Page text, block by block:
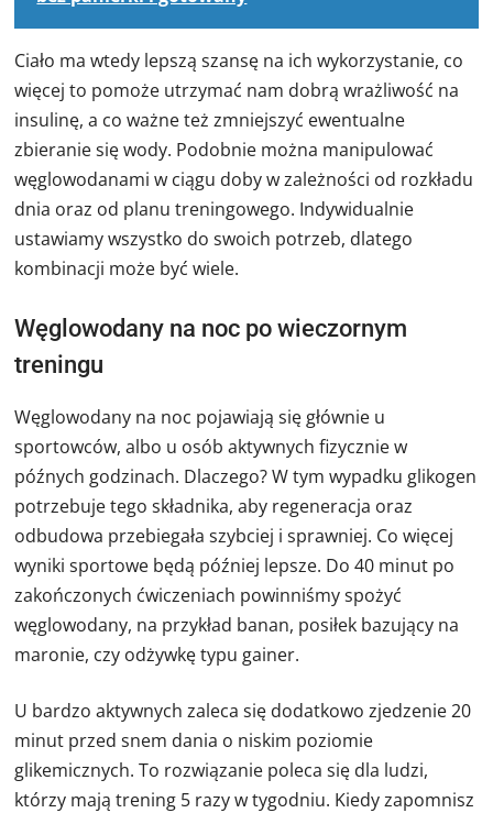
Ciało ma wtedy lepszą szansę na ich wykorzystanie, co
więcej to pomoże utrzymać nam dobrą wrażliwość na
insulinę, a co ważne też zmniejszyć ewentualne
zbieranie się wody. Podobnie można manipulować
węglowodanami w ciągu doby w zależności od rozkładu
dnia oraz od planu treningowego. Indywidualnie
ustawiamy wszystko do swoich potrzeb, dlatego
kombinacji może być wiele.
Węglowodany na noc po wieczornym
treningu
Węglowodany na noc pojawiają się głównie u
sportowców, albo u osób aktywnych fizycznie w
późnych godzinach. Dlaczego? W tym wypadku glikogen
potrzebuje tego składnika, aby regeneracja oraz
odbudowa przebiegała szybciej i sprawniej. Co więcej
wyniki sportowe będą później lepsze. Do 40 minut po
zakończonych ćwiczeniach powinniśmy spożyć
węglowodany, na przykład banan, posiłek bazujący na
maronie, czy odżywkę typu gainer.
U bardzo aktywnych zaleca się dodatkowo zjedzenie 20
minut przed snem dania o niskim poziomie
glikemicznych. To rozwiązanie poleca się dla ludzi,
którzy mają trening 5 razy w tygodniu. Kiedy zapomnisz